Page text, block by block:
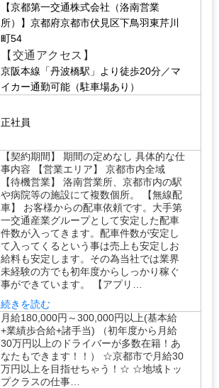
【京都第一交通株式会社（洛南営業
所）】京都府京都市伏見区下鳥羽東芹川
町54
【交通アクセス】
京阪本線「丹波橋駅」より徒歩20分／マ
イカー通勤可能（駐車場あり）
正社員
【契約期間】 期間の定めなし 具体的な仕
事内容 【営業エリア】 京都市内全域
【待機営業】 洛南営業所、京都市内の駅
や病院等の施設にて複数個所。 【無線配
車】 お客様からの配車依頼です。大手第
一交通産業グループとして安定した配車
件数が入ってきます。配車件数が安定し
て入ってくるという事は売上も安定しお
給料も安定します。その為当社では業界
未経験の方でも初年度からしっかり稼ぐ
事ができています。 【アプリ…
続きを読む
月給180,000円～300,000円以上(基本給
+業績歩合給+諸手当) （初年度から月給
30万円以上のドライバーが多数在籍！あ
なたもできます！！） ☆京都市で月給30
万円以上を目指せちゃう！☆ ☆地域トッ
プクラスの仕事…